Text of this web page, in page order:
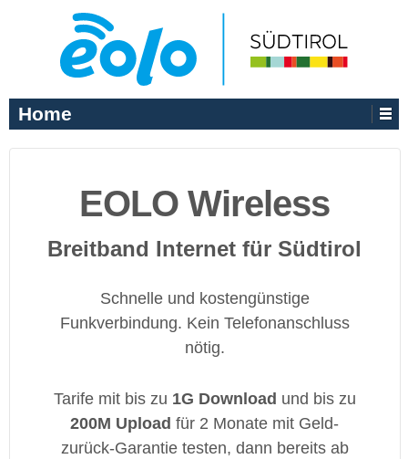
Home
EOLO Wireless
Breitband Internet für Südtirol
Schnelle und kostengünstige
Funkverbindung. Kein Telefonanschluss
nötig.
Tarife mit bis zu 1G Download und bis zu
200M Upload für 2 Monate mit Geld-
zurück-Garantie testen, dann bereits ab